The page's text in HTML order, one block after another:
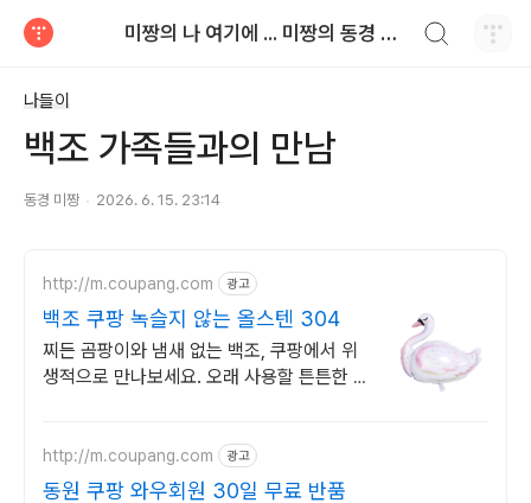
미짱의 나 여기에 ... 미짱의 동경 생활
나들이
백조 가족들과의 만남
동경 미짱 2026. 6. 15. 23:14
http://m.coupang.com 광고
백조 쿠팡 녹슬지 않는 올스텐 304
찌든 곰팡이와 냄새 없는 백조, 쿠팡에서 위
생적으로 만나보세요. 오래 사용할 튼튼한 싱
http://m.coupang.com 광고
동원 쿠팡 와우회원 30일 무료 반품